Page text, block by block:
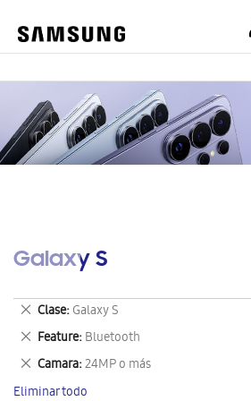
Galaxy S
Clase Galaxy S
Eliminar
este
artículo
Feature Bluetooth
Eliminar
este
artículo
Camara 24MP o más
Eliminar
este
Eliminar todo